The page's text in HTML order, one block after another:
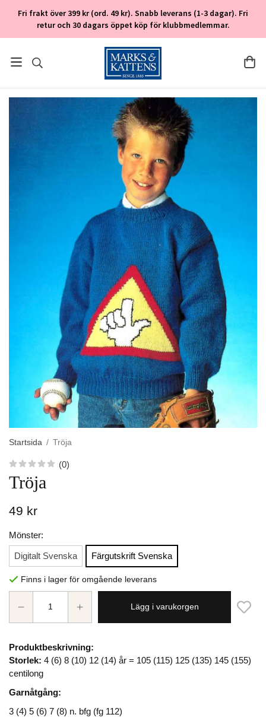
Fri frakt över 399 kr (ord. 49 kr). Snabb leverans (1-3 dagar). Fri
retur och 30 dagars öppet köp för klubbmedlemmar.
Startsida / Tröja
(0)
Tröja
49 kr
Mönster:
Digitalt Svenska Färgutskrift Svenska
Finns i lager för omgående leverans
Lägg i varukorgen
Produktbeskrivning:
Storlek: 4 (6) 8 (10) 12 (14) år = 105 (115) 125 (135) 145 (155)
centilong
Garnåtgång:
3 (4) 5 (6) 7 (8) n. bfg (fg 112)